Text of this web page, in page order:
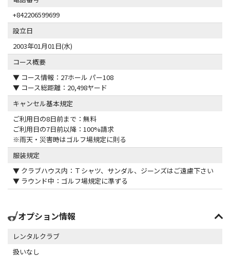
+842206599699
設立日
2003年01月01日(水)
コース概要
▼ コース情報：27ホール パー108
▼ コース総距離：20,498ヤード
キャンセル基本規定
ご利用日の8日前まで：無料
ご利用日の7日前以降：100%請求
※雨天・災害時はゴルフ場規定に則る
服装規定
▼ クラブハウス内：Ｔシャツ、サンダル、ジーンズはご遠慮下さい
▼ ラウンド中：ゴルフ場規定に準ずる
オプション情報
レンタルクラブ
扱いなし